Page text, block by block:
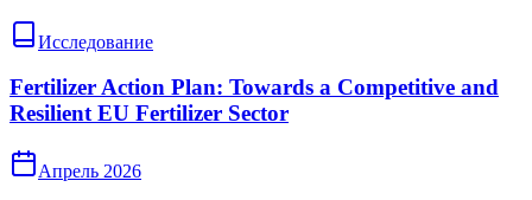
Исследование
Fertilizer Action Plan: Towards a Competitive and
Resilient EU Fertilizer Sector
Апрель 2026